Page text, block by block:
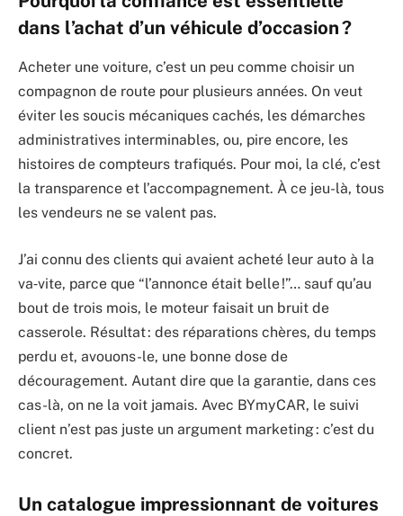
dans l’achat d’un véhicule d’occasion ?
Acheter une voiture, c’est un peu comme choisir un
compagnon de route pour plusieurs années. On veut
éviter les soucis mécaniques cachés, les démarches
administratives interminables, ou, pire encore, les
histoires de compteurs trafiqués. Pour moi, la clé, c’est
la transparence et l’accompagnement. À ce jeu-là, tous
les vendeurs ne se valent pas.
J’ai connu des clients qui avaient acheté leur auto à la
va‐vite, parce que “l’annonce était belle !”… sauf qu’au
bout de trois mois, le moteur faisait un bruit de
casserole. Résultat : des réparations chères, du temps
perdu et, avouons-le, une bonne dose de
découragement. Autant dire que la garantie, dans ces
cas-là, on ne la voit jamais. Avec BYmyCAR, le suivi
client n’est pas juste un argument marketing : c’est du
concret.
Un catalogue impressionnant de voitures